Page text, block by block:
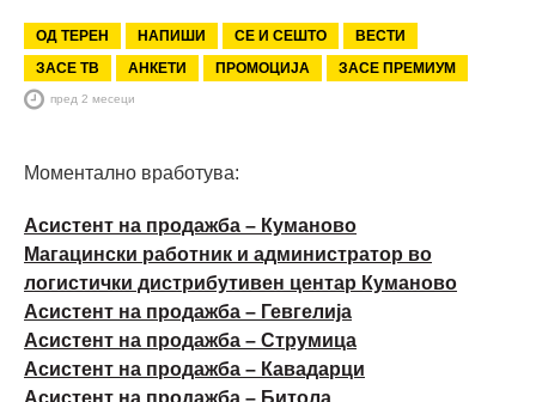
ОД ТЕРЕН НАПИШИ СЕ И СЕШТО
ВЕСТИ
ЗАСЕ ТВ
АНКЕТИ ПРОМОЦИЈА ЗАСЕ ПРЕМИУМ
пред 2 месеци
Моментално вработува:
Асистент на продажба – Куманово
Магацински работник и администратор во
логистички дистрибутивен центар Куманово
Асистент на продажба – Гевгелија
Асистент на продажба – Струмица
Асистент на продажба – Кавадарци